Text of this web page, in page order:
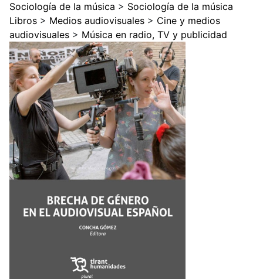
Sociología de la música > Sociología de la música
Libros > Medios audiovisuales > Cine y medios
audiovisuales > Música en radio, TV y publicidad